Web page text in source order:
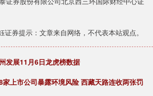
证券提示：文章来自网络，不代表本站观点。
发展11月6日龙虎榜数据
家上市公司暴露环境风险 西藏天路连收两张罚